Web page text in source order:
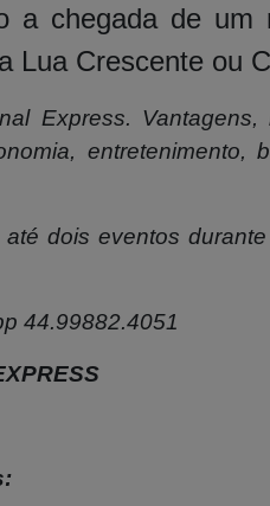
a chegada de
Lua Crescente ou
Express.
dois eventos
44.99882.4051